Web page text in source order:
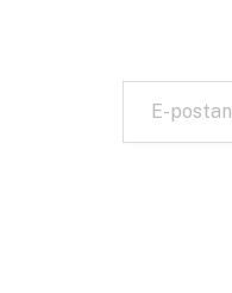
E-postanızı yazın…